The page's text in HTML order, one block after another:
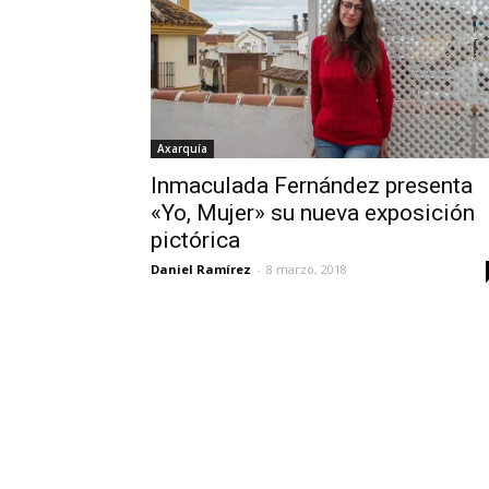
Axarquía
Inmaculada Fernández presenta
«Yo, Mujer» su nueva exposición
pictórica
Daniel Ramírez - 8 marzo, 2018